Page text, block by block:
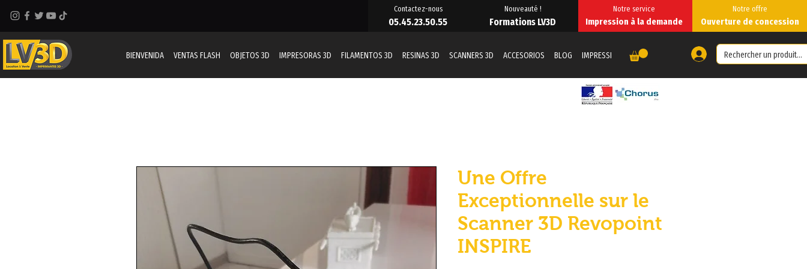
05.45.23.50.55
Contactez-nous
Formations LV3D
Nouveauté !
Impression à la demande
Notre service
Ouverture de concession
Notre offre
BIENVENIDA VENTAS FLASH OBJETOS 3D IMPRESORAS 3D FILAMENTOS 3D RESINAS 3D SCANNERS 3D ACCESORIOS BLOG IMPRESSION 3D À LA DEMANDE IMPRESSION À LA DEMANDE
Une Offre
Exceptionnelle sur le
Scanner 3D Revopoint
INSPIRE